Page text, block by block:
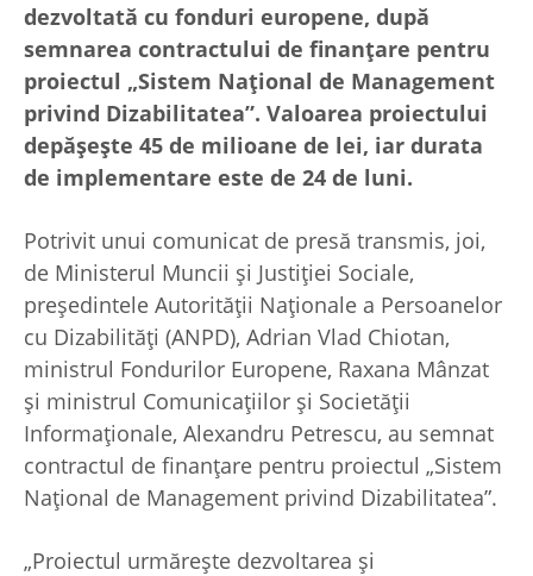
dezvoltată cu fonduri europene, după
semnarea contractului de finanţare pentru
proiectul „Sistem Naţional de Management
privind Dizabilitatea”. Valoarea proiectului
depăşeşte 45 de milioane de lei, iar durata
de implementare este de 24 de luni.
Potrivit unui comunicat de presă transmis, joi,
de Ministerul Muncii şi Justiţiei Sociale,
preşedintele Autorităţii Naţionale a Persoanelor
cu Dizabilităţi (ANPD), Adrian Vlad Chiotan,
ministrul Fondurilor Europene, Raxana Mânzat
şi ministrul Comunicaţiilor şi Societăţii
Informaţionale, Alexandru Petrescu, au semnat
contractul de finanţare pentru proiectul „Sistem
Naţional de Management privind Dizabilitatea”.
„Proiectul urmăreşte dezvoltarea şi